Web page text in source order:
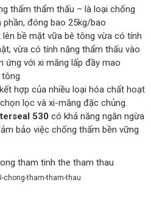
thấm thẩm thấu – là loại chống
đóng bao 25kg/bao
lên bề mặt vữa bê tông vừa có tính
vừa có tính năng thẩm thấu vào
ứng với xi măng lấp đầy mao
hợp của nhiều loại hóa chất hoạt
lọc và xi-măng đặc chủng.
530 có khả năng ngăn ngừa
bảo việc chống thấm bền vững
chong-tham-tham-thau